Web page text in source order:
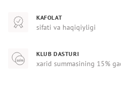
KAFOLAT
sifati va haqiqiyligi
KLUB DASTURI
xarid summasining 15%